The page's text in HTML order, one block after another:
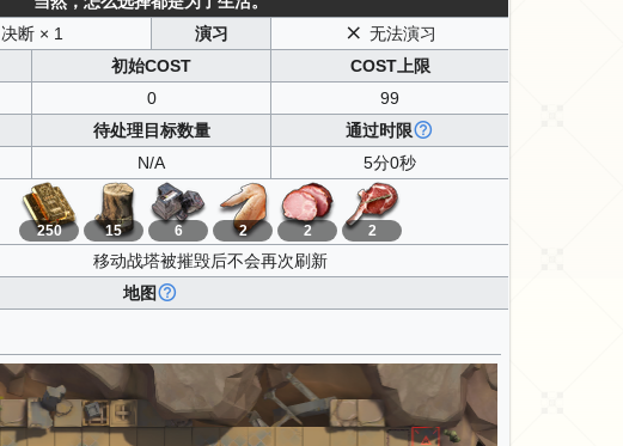
决断 × 1 演习
无法演习
初始COST
COST上限
0
99
待处理目标数量
通过时限
N/A 5分0秒
250 15 6 2 2 2
移动战塔被摧毁后不会再次刷新
地图